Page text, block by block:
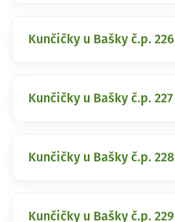
Kunčičky u Bašky č.p. 226
Kunčičky u Bašky č.p. 227
Kunčičky u Bašky č.p. 228
Kunčičky u Bašky č.p. 229